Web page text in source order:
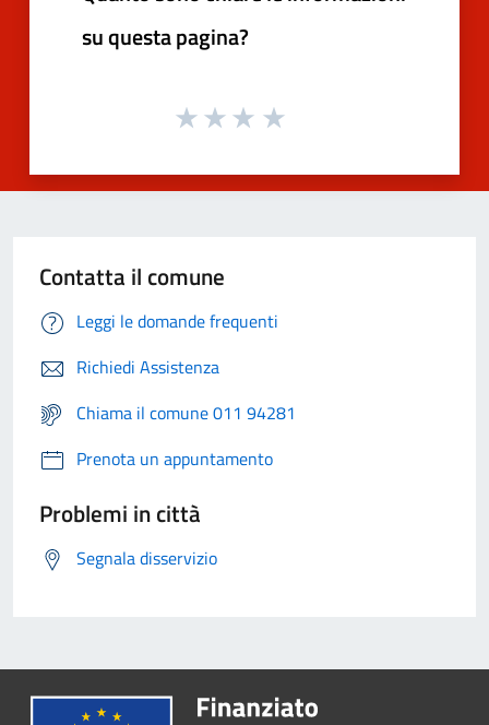
su questa pagina?
Contatta il comune
Leggi le domande frequenti
Richiedi Assistenza
Chiama il comune 011 94281
Prenota un appuntamento
Problemi in città
Segnala disservizio